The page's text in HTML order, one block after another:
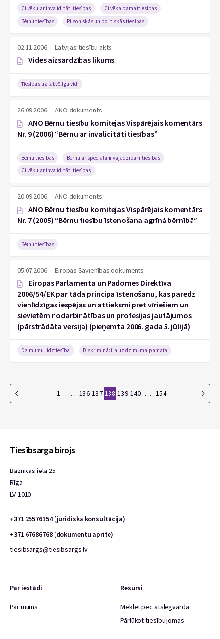
Cilvēku ar invaliditāti tiesības
Cilvēka pamattiesības
Bērnu tiesības
Pilsoniskās un politiskās tiesības
02.11.2006. Latvijas tiesību akts
Vides aizsardzības likums
Tiesības uz labvēlīgu vidi
26.09.2006. ANO dokuments
ANO Bērnu tiesību komitejas Vispārējais komentārs
Nr. 9 (2006) “Bērnu ar invaliditāti tiesības”
Bērnu tiesības
Bērnu ar speciālām vajadzībām tiesības
Cilvēku ar invaliditāti tiesības
20.09.2006. ANO dokuments
ANO Bērnu tiesību komitejas Vispārējais komentārs
Nr. 7 (2005) “Bērnu tiesību īstenošana agrīnā bērnībā”
Bērnu tiesības
05.07.2006. Eiropas Savienības dokuments
Eiropas Parlamenta un Padomes Direktīva
2006/54/EK par tāda principa īstenošanu, kas paredz
vienlīdzīgas iespējas un attieksmi pret vīriešiem un
sievietēm nodarbinātības un profesijas jautājumos
(pārstrādāta versija) (pieņemta 2006. gada 5. jūlijā)
Dzimumu līdztiesība Diskriminācija uz dzimuma pamata
1 … 136 137 138 139 140 … 154
Tiesībsarga birojs
Baznīcas iela 25
Rīga
LV-1010
+371 25576154 (juridiska konsultācija)
+371 67686768 (dokumentu aprite)
tiesibsargs@tiesibsargs.lv
Par iestādi
Par mums
Resursi
Meklēt pēc atslēgvārda
Pārlūkot tiesību jomas